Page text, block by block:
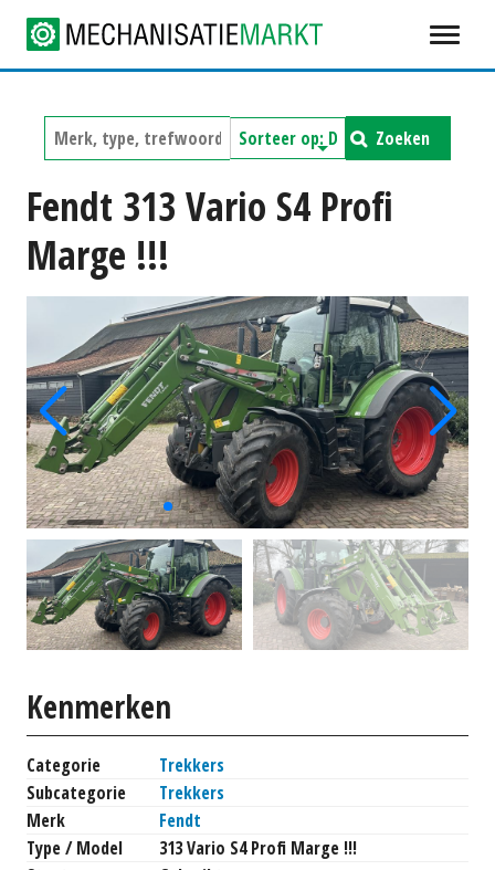
Zoeken
Fendt 313 Vario S4 Profi
Marge !!!
Kenmerken
Categorie
Trekkers
Subcategorie
Trekkers
Merk
Fendt
Type / Model
313 Vario S4 Profi Marge !!!